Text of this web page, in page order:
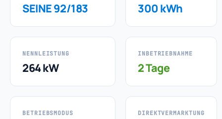
SEINE 92/183 300 kWh
NENNLEISTUNG
264 kW
INBETRIEBNAHME
2 Tage
BETRIEBSMODUS DIREKTVERMARKTUNG